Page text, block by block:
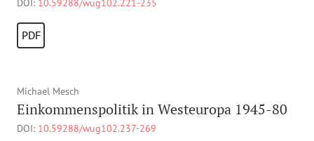
DOI: 10.59288/wug102.221-235
PDF
Michael Mesch
Einkommenspolitik in Westeuropa 1945-80
DOI: 10.59288/wug102.237-269